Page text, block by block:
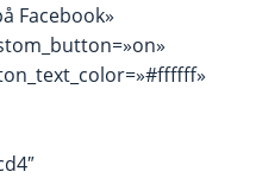
Facebook»